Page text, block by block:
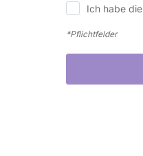
Ich habe die
*Pflichtfelder